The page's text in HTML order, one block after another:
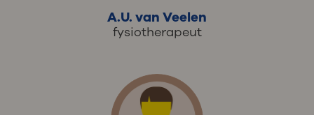
A.U. van Veelen
fysiotherapeut